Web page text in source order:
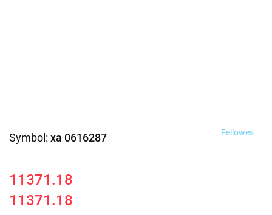
Symbol: xa 0616287 Fellowes
11371.18
11371.18